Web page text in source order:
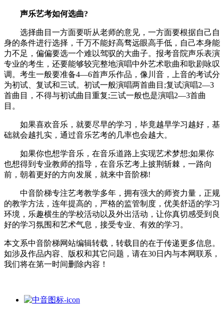
声乐艺考如何选曲?
选择曲目一方面要听从老师的意见，一方面要根据自己自
身的条件进行选择，千万不能好高骛远眼高手低，自己本身能
力不足，偏偏要选一个难以驾驭的大曲子。报考音院声乐表演
专业的考生，还要能够较完整地演唱中外艺术歌曲和歌剧咏叹
调。考生一般要准备4—6首声乐作品，像川音，上音的考试分
为初试、复试和三试。初试一般演唱两首曲目;复试演唱2—3
首曲目，不得与初试曲目重复;三试一般也是演唱2—3首曲
目。
如果喜欢音乐，就要尽早的学习，毕竟越早学习越好，基
础就会越扎实，通过音乐艺考的几率也会越大。
如果你也想学音乐，在音乐道路上实现艺术梦想;如果你
也想得到专业教师的指导，在音乐艺考上披荆斩棘，一路向
前，朝着更好的方向发展，就来中音阶梯!
中音阶梯专注艺考教学多年，拥有强大的师资力量，正规
的教学方法，连年提高的，严格的监管制度，优美舒适的学习
环境，乐趣横生的学校活动以及外出活动，让你真切感受到良
好的学习氛围和艺术气息，接受专业、有效的学习。
本文系中音阶梯网站编辑转载，转载目的在于传递更多信息。
如涉及作品内容、版权和其它问题，请在30日内与本网联系，
我们将在第一时间删除内容！